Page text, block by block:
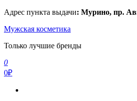
Перейти
содержимому
Адрес пункта выдачи: Мурино, пр.
Мужская косметика
Только лучшие бренды
0
0₽